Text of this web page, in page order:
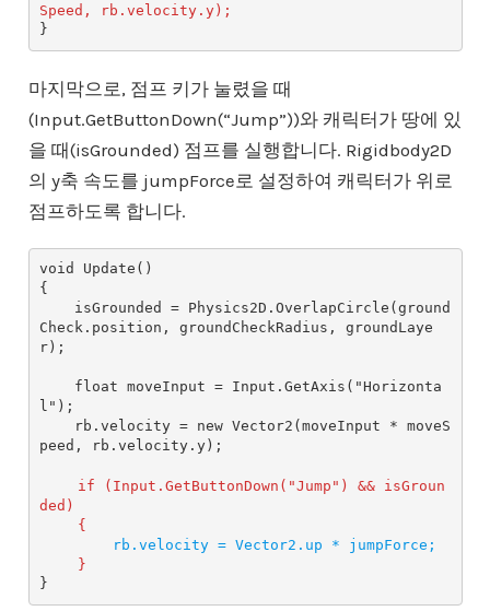
Speed, rb.velocity.y);
마지막으로, 점프 키가 눌렸을 때
(Input.GetButtonDown(“Jump”))와 캐릭터가 땅에 있
을 때(isGrounded) 점프를 실행합니다. Rigidbody2D
의 y축 속도를 jumpForce로 설정하여 캐릭터가 위로
점프하도록 합니다.
void Update()
{
Check.position, groundCheckRadius, groundLaye
r);
l");
peed, rb.velocity.y);
if (Input.GetButtonDown("Jump") && isGroun
ded)
{
rb.velocity = Vector2.up * jumpForce;
}
}